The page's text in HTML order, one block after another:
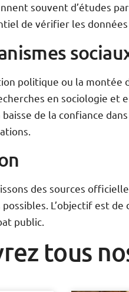
souvent d’études
de vérifier les
politique ou la montée
en sociologie et
de la confiance
des sources
L’objectif est
public.
tous